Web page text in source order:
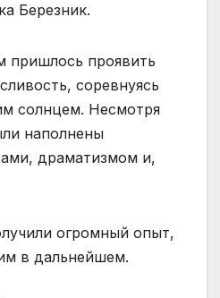
Березник.
проявить
сорев­нуясь
солнцем. Несмотря
наполне­ны
драматизмом и,
огромный опыт,
в дальнейшем.